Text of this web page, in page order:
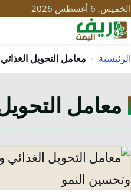
الخميس, 6 أغسطس 2026
تعليم
مياه
قصص نجاح
مبادرات
سياحة
تراث
التغير المناخي
الرئيسية › معامل التحويل الغذائي
معامل